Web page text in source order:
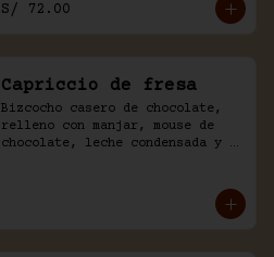
S/ 72.00
Capriccio de fresa
Bizcocho casero de chocolate,
relleno con manjar, mouse de
chocolate, leche condensada y